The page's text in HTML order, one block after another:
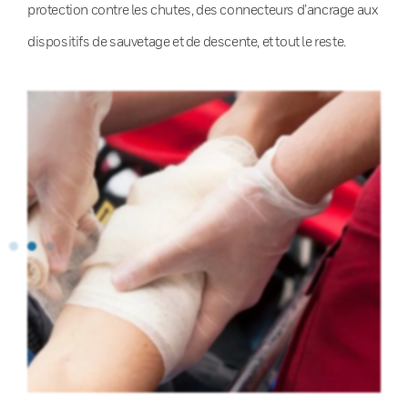
protection contre les chutes, des connecteurs d’ancrage aux
dispositifs de sauvetage et de descente, et tout le reste.